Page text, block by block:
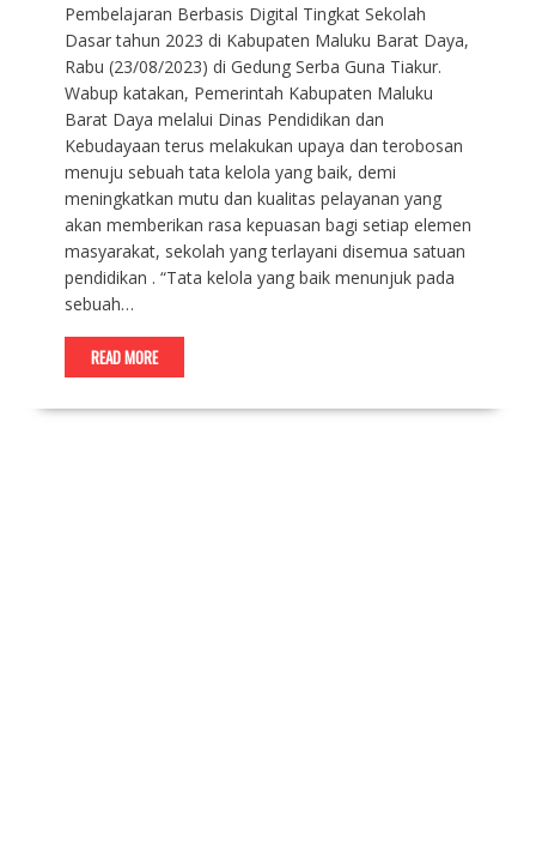
Pembelajaran Berbasis Digital Tingkat Sekolah
Dasar tahun 2023 di Kabupaten Maluku Barat Daya,
Rabu (23/08/2023) di Gedung Serba Guna Tiakur.
Wabup katakan, Pemerintah Kabupaten Maluku
Barat Daya melalui Dinas Pendidikan dan
Kebudayaan terus melakukan upaya dan terobosan
menuju sebuah tata kelola yang baik, demi
meningkatkan mutu dan kualitas pelayanan yang
akan memberikan rasa kepuasan bagi setiap elemen
masyarakat, sekolah yang terlayani disemua satuan
pendidikan . “Tata kelola yang baik menunjuk pada
sebuah…
READ MORE